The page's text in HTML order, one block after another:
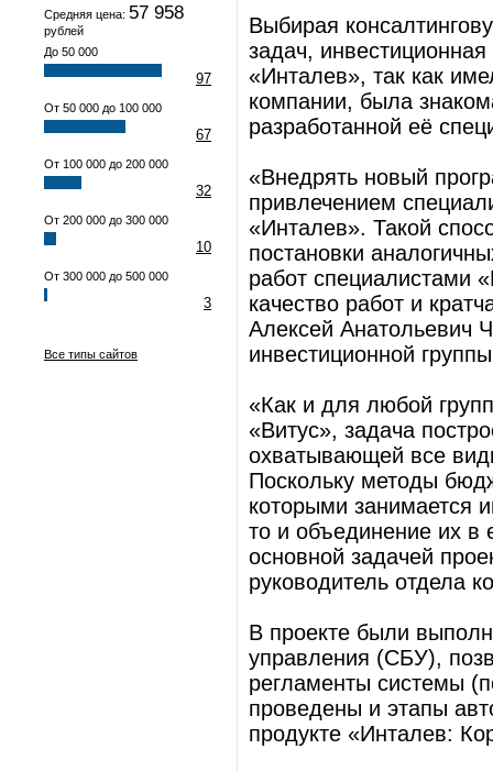
Средняя цена: 57 958
рублей
До 50 000
97
От 50 000 до 100 000
67
От 100 000 до 200 000
32
От 200 000 до 300 000
10
От 300 000 до 500 000
3
Все типы сайтов
Выбирая
задач,
«Инталев», так как
компании, была
разработанной её
«Внедрять новый
привлечением
«Инталев». Такой
постановки
работ специалистами
качество работ и
Алексей Анатольевич
инвестиционной
«Как и для любой
«Витус», задача
охватывающей все
Поскольку методы
которыми занимается
то и объединение их
основной задачей
руководитель отдела
В проекте были
управления (СБУ),
регламенты системы
проведены и этапы
продукте «Инталев: